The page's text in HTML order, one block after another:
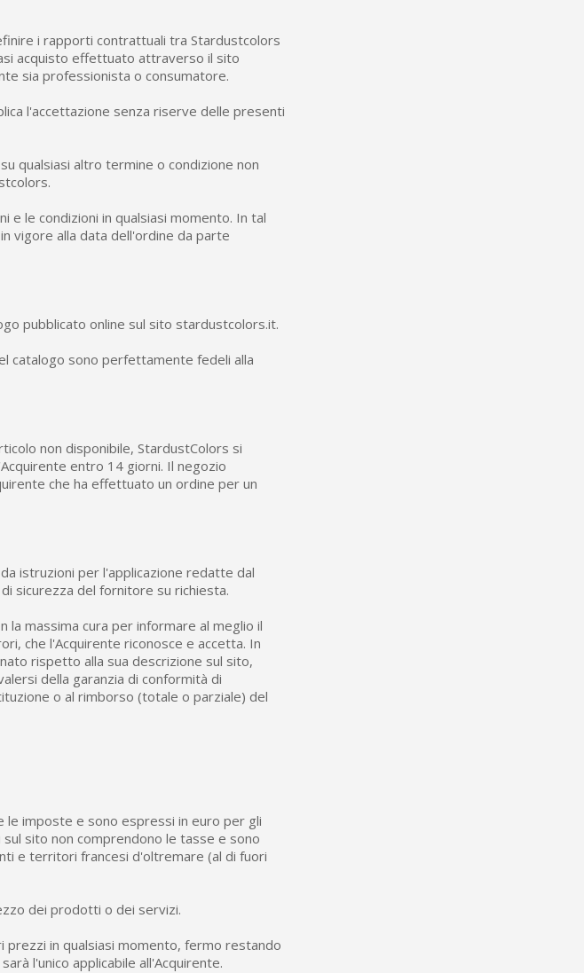
Iscriviti alla newsletter: 5€ di sconto
i rapporti contrattuali tra Stardustcolors
acquisto effettuato attraverso il sito
sia professionista o consumatore.
l'accettazione senza riserve delle presenti
qualsiasi altro termine o condizione non
le condizioni in qualsiasi momento. In tal
vigore alla data dell'ordine da parte
pubblicato online sul sito stardustcolors.it.
catalogo sono perfettamente fedeli alla
non disponibile, StardustColors si
entro 14 giorni. Il negozio
che ha effettuato un ordine per un
istruzioni per l'applicazione redatte dal
sicurezza del fornitore su richiesta.
massima cura per informare al meglio il
che l'Acquirente riconosce e accetta. In
rispetto alla sua descrizione sul sito,
della garanzia di conformità di
o al rimborso (totale o parziale) del
imposte e sono espressi in euro per gli
sito non comprendono le tasse e sono
e territori francesi d'oltremare (al di fuori
dei prodotti o dei servizi.
in qualsiasi momento, fermo restando
l'unico applicabile all'Acquirente.